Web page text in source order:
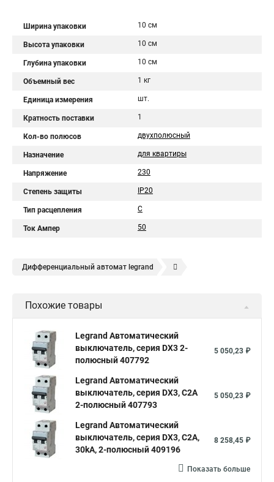
Ширина упаковки 10 см
Высота упаковки 10 см
Глубина упаковки 10 см
Объемный вес 1 кг
Единица измерения шт.
Кратность поставки 1
Кол-во полюсов двухполюсный
Назначение для квартиры
Напряжение 230
Степень защиты IP20
Тип расцепления C
Ток Ампер 50
Дифференциальный автомат legrand
Похожие товары
Legrand Автоматический
выключатель, серия DX3 2-
полюсный 407792
5 050,23 ₽
Legrand Автоматический
выключатель, серия DX3, С2A
2-полюсный 407793
5 050,23 ₽
Legrand Автоматический
выключатель, серия DX3, С2A,
30kA, 2-полюсный 409196
8 258,45 ₽
Показать больше